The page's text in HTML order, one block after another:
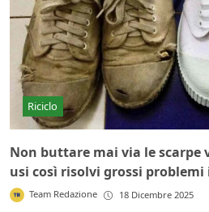
Riciclo
Non buttare mai via le scarpe
usi così risolvi grossi problemi
Team Redazione 18 Dicembre 2025